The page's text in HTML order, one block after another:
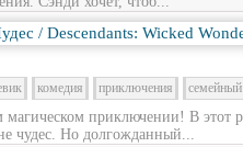
комедия приключения семейный
приключении! В этот
чудес. Но долгожданный...